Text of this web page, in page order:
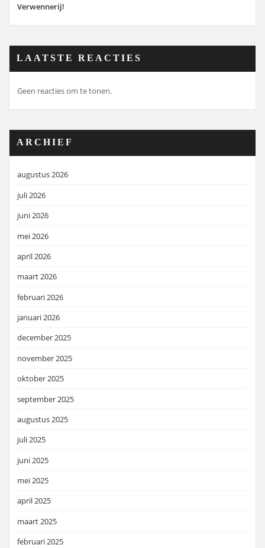
Verwennerij!
LAATSTE REACTIES
Geen reacties om te tonen.
ARCHIEF
augustus 2026
juli 2026
juni 2026
mei 2026
april 2026
maart 2026
februari 2026
januari 2026
december 2025
november 2025
oktober 2025
september 2025
augustus 2025
juli 2025
juni 2025
mei 2025
april 2025
maart 2025
februari 2025